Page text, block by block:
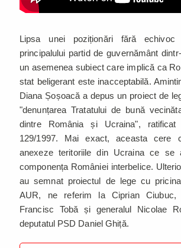
Lipsa unei poziționări fără echivoc
principalului partid de guvernământ
un asemenea subiect care implică ca
stat beligerant este inacceptabilă.
Diana Șoșoacă a depus un proiect de
"denunțarea Tratatului de bună
dintre România și Ucraina",
129/1997. Mai exact, aceasta cere
anexeze teritoriile din Ucraina ce se
componența României interbelice.
au semnat proiectul de lege cu
AUR, ne referim la Ciprian Ciubuc,
Francisc Tobă și generalul Nicolae
deputatul PSD Daniel Ghiță.